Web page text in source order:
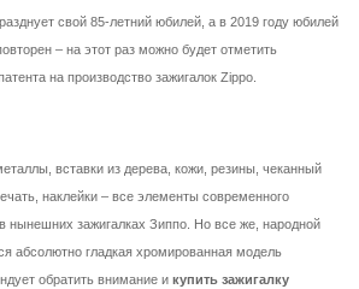
свой 85-летний юбилей, а в 2019 году юбилей
– на этот раз можно будет отметить
на производство зажигалок Zippo.
вставки из дерева, кожи, резины, чеканный
наклейки – все элементы современного
нынешних зажигалках Зиппо. Но все же, народной
абсолютно гладкая хромированная модель
обратить внимание и купить зажигалку